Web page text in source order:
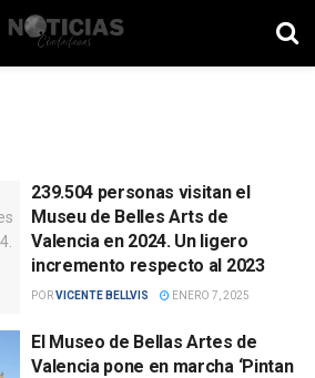
239.504 personas visitan el
Museu de Belles Arts de
Valencia en 2024. Un ligero
incremento respecto al 2023
PORVICENTE BELLVIS ENERO 7, 2025
El Museo de Bellas Artes de
Valencia pone en marcha ‘Pintan